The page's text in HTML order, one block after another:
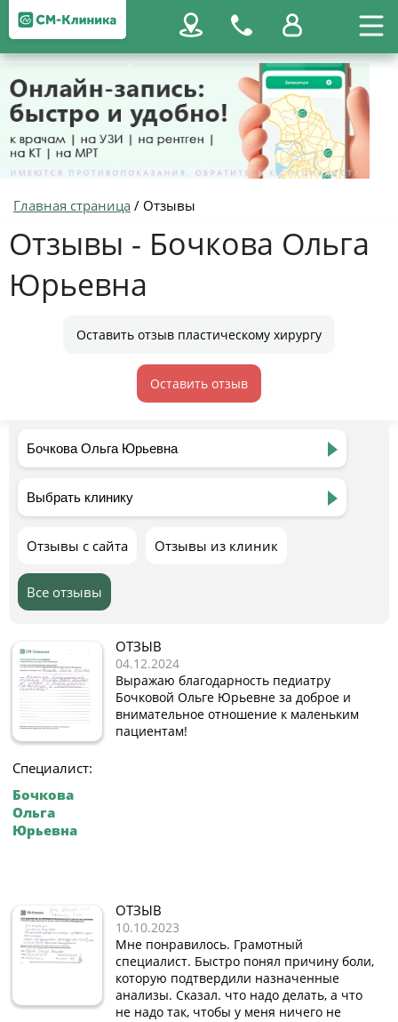
Главная страница / Отзывы
Отзывы - Бочкова Ольга
Юрьевна
Оставить отзыв пластическому хирургу
Оставить отзыв
Отзывы с сайта Отзывы из клиник
Все отзывы
Специалист:
Бочкова
Ольга
Юрьевна
ОТЗЫВ
04.12.2024
Выражаю благодарность педиатру
Бочковой Ольге Юрьевне за доброе и
внимательное отношение к маленьким
пациентам!
ОТЗЫВ
10.10.2023
Мне понравилось. Грамотный
специалист. Быстро понял причину боли,
которую подтвердили назначенные
анализы. Сказал. что надо делать, а что
не надо так, чтобы у меня ничего не